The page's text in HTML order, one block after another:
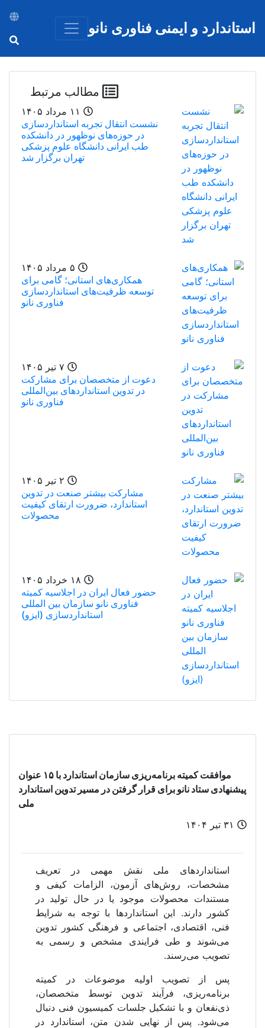
استاندارد و ایمنی فناوری نانو
مطالب مرتبط
۱۱ مرداد ۱۴۰۵
نشست انتقال تجربه استانداردسازی
در حوزه‌های نوظهور در دانشکده
طب ایرانی دانشگاه علوم پزشکی
تهران برگزار شد
۵ مرداد ۱۴۰۵
همکاری‌های استانی؛ گامی برای
توسعه ظرفیت‌های استانداردسازی
فناوری نانو
۷ تیر ۱۴۰۵
دعوت از متخصصان برای مشارکت
در تدوین استانداردهای بین‌المللی
فناوری نانو
۲ تیر ۱۴۰۵
مشارکت بیشتر صنعت در تدوین
استاندارد، ضرورت ارتقای کیفیت
محصولات
۱۸ خرداد ۱۴۰۵
حضور فعال ایران در اجلاسیه کمیته
فناوری نانو سازمان بین المللی
استانداردسازی (ایزو)
موافقت کمیته برنامه‌ریزی سازمان استاندارد با ۱۵ عنوان
پیشنهادی ستاد نانو برای قرار گرفتن در مسیر تدوین استاندارد
ملی
استانداردهای ملی نقش مهمی در تعریف
مشخصات، روش‌های آزمون، الزامات کیفی و
مستندات محصولات موجود یا در حال تولید در
کشور دارند. این استانداردها با توجه به شرایط
فنی، اقتصادی، اجتماعی و فرهنگی کشور تدوین
می‌شوند و طی فرایندی مشخص و رسمی به
تصویب می‌رسند.
پس از تصویب اولیه موضوعات در کمیته
برنامه‌ریزی، فرآیند تدوین توسط متخصصان،
ذی‌نفعان و با تشکیل جلسات کمیسیون فنی دنبال
می‌شود. پس از نهایی شدن متن، استاندارد در